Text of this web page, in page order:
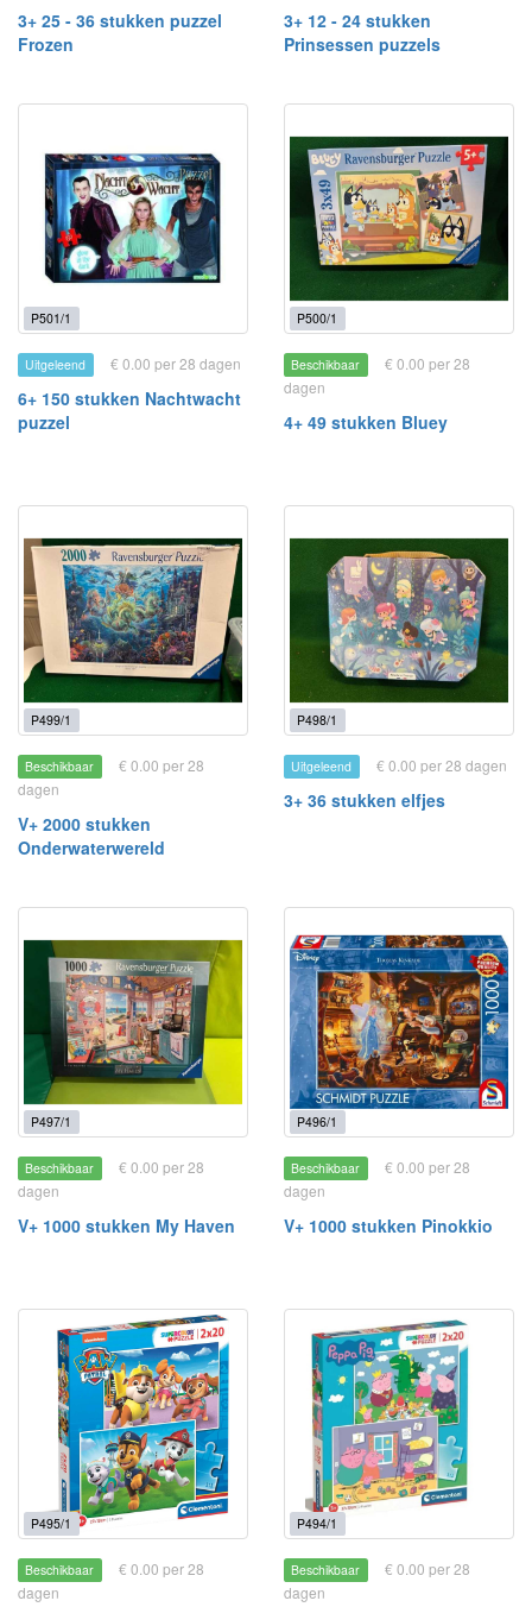
3+ 25 - 36 stukken puzzel
Frozen
3+ 12 - 24 stukken
Prinsessen puzzels
P501/1
Uitgeleend € 0.00 per 28 dagen
6+ 150 stukken Nachtwacht
puzzel
P500/1
Beschikbaar
€ 0.00 per 28
dagen
4+ 49 stukken Bluey
P499/1
Beschikbaar
€ 0.00 per 28
dagen
V+ 2000 stukken
Onderwaterwereld
P498/1
Uitgeleend € 0.00 per 28 dagen
3+ 36 stukken elfjes
P497/1
Beschikbaar
€ 0.00 per 28
dagen
V+ 1000 stukken My Haven
P496/1
Beschikbaar
€ 0.00 per 28
dagen
V+ 1000 stukken Pinokkio
P495/1
Beschikbaar
€ 0.00 per 28
dagen
P494/1
Beschikbaar
€ 0.00 per 28
dagen